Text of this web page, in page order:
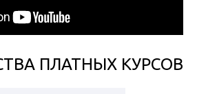
ПЛАТНЫХ КУРСОВ